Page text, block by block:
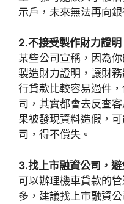
示戶，未來無法再向
2.不接受製作財力證明
某些公司宣稱，因為
製造財力證明，讓財
行貸款比較容易過件
司，其實都會去反查
果被發現資料造假，
司，得不償失。
3.找上市融資公司，
可以辦理機車貸款的
多，建議找上市融資